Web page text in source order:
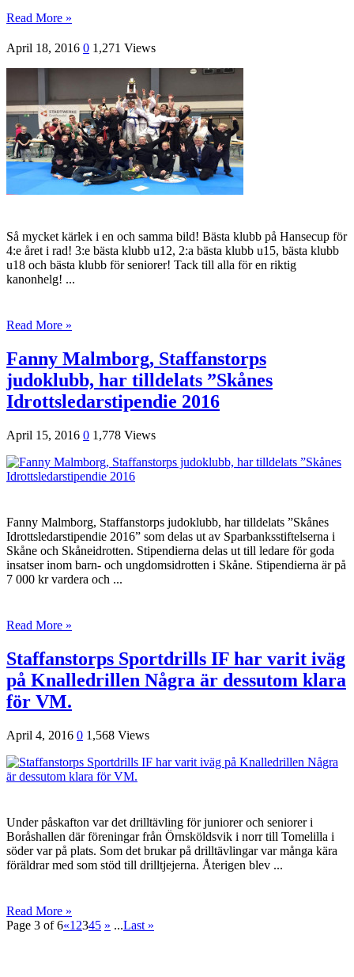
Read More »
April 18, 2016 0 1,271 Views
Så mycket kärlek i en och samma bild! Bästa klubb på Hansecup för
4:e året i rad! 3:e bästa klubb u12, 2:a bästa klubb u15, bästa klubb
u18 och bästa klubb för seniorer! Tack till alla för en riktig
kanonhelg! ...
Read More »
Fanny Malmborg, Staffanstorps
judoklubb, har tilldelats ”Skånes
Idrottsledarstipendie 2016
April 15, 2016 0 1,778 Views
Fanny Malmborg, Staffanstorps judoklubb, har tilldelats ”Skånes
Idrottsledarstipendie 2016” som delas ut av Sparbanksstiftelserna i
Skåne och Skåneidrotten. Stipendierna delas ut till ledare för goda
insatser inom barn- och ungdomsidrotten i Skåne. Stipendierna är på
7 000 kr vardera och ...
Read More »
Staffanstorps Sportdrills IF har varit iväg
på Knalledrillen Några är dessutom klara
för VM.
April 4, 2016 0 1,568 Views
Under påskafton var det drilltävling för juniorer och seniorer i
Boråshallen där föreningar från Örnsköldsvik i norr till Tomelilla i
söder var på plats. Som det brukar på drilltävlingar var många kära
föräldrar med som stöd till drilltjejerna. Återigen blev ...
Read More »
Page 3 of 6«1 2345 » ...Last »